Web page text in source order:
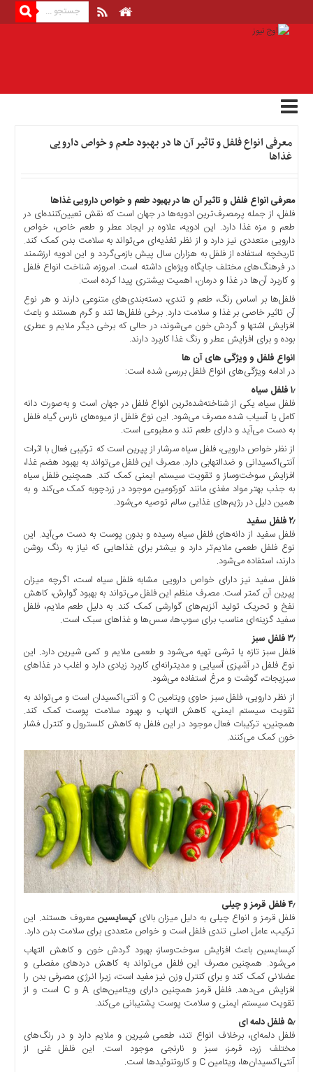
صفحه
اصلی
اقتصادی
اخبار
اخبار
بین
المللی
اخبار
اقتصادی
اخبار
جدید
اخبار
حوادث
اخبار
سیاسی
اخبار
فرهنگی
منوی
اصلی
صفحه
اصلی
اخبار
اقتصادی
اخبار
ایران
اخبار
بین
المللی
اخبار
اقتصادی
اخبار
جدید
اخبار
حوادث
اخبار
سیاسی
اخبار
دسترسی
سریع
صفحه
اقتصادی
اخبار
ایران
اخبار
بین
المللی
اخبار
اقتصادی
اخبار
جدید
معرفی انواع فلفل و تاثیر آن ‌ها در بهبود طعم و خواص دارویی
غذاها
معرفی انواع فلفل و تاثیر آن ‌ها در بهبود طعم و خواص دارویی غذاها
فلفل، از جمله پرمصرف‌ترین ادویه‌ها در جهان است که نقش تعیین‌کننده‌ای در
طعم و مزه غذا دارد. این ادویه، علاوه بر ایجاد عطر و طعم خاص، خواص
دارویی متعددی نیز دارد و از نظر تغذیه‌ای می‌تواند به سلامت بدن کمک کند.
تاریخچه استفاده از فلفل به هزاران سال پیش بازمی‌گردد و این ادویه ارزشمند
در فرهنگ‌های مختلف جایگاه ویژه‌ای داشته است. امروزه، شناخت انواع فلفل
و کاربرد آن‌ها در غذا و درمان، اهمیت بیشتری پیدا کرده است.
فلفل‌ها بر اساس رنگ، طعم و تندی، دسته‌بندی‌های متنوعی دارند و هر نوع
آن تاثیر خاصی بر غذا و سلامت دارد. برخی فلفل‌ها تند و گرم هستند و باعث
افزایش اشتها و گردش خون می‌شوند، در حالی که برخی دیگر ملایم و عطری
بوده و برای افزایش عطر و رنگ غذا کاربرد دارند.
انواع فلفل و ویژگی ‌های آن ‌ها
در ادامه ویژگی‌های انواع فلفل بررسی شده است:
۱٫ فلفل سیاه
فلفل سیاه، یکی از شناخته‌شده‌ترین انواع فلفل در جهان است و به‌صورت دانه
کامل یا آسیاب شده مصرف می‌شود. این نوع فلفل از میوه‌های نارس گیاه فلفل
به دست می‌آید و دارای طعم تند و مطبوعی است.
از نظر خواص دارویی، فلفل سیاه سرشار از پپرین است که ترکیبی فعال با اثرات
آنتی‌اکسیدانی و ضدالتهابی دارد. مصرف این فلفل می‌تواند به بهبود هضم غذا،
افزایش سوخت‌وساز و تقویت سیستم ایمنی کمک کند. همچنین فلفل سیاه
به جذب بهتر مواد مغذی مانند کورکومین موجود در زردچوبه کمک می‌کند و به
همین دلیل در رژیم‌های غذایی سالم توصیه می‌شود.
۲٫ فلفل سفید
فلفل سفید از دانه‌های فلفل سیاه رسیده و بدون پوست به دست می‌آید. این
نوع فلفل طعمی ملایم‌تر دارد و بیشتر برای غذاهایی که نیاز به رنگ روشن
دارند، استفاده می‌شود.
فلفل سفید نیز دارای خواص دارویی مشابه فلفل سیاه است، اگرچه میزان
پپرین آن کمتر است. مصرف منظم این فلفل می‌تواند به بهبود گوارش، کاهش
نفخ و تحریک تولید آنزیم‌های گوارشی کمک کند. به دلیل طعم ملایم، فلفل
سفید گزینه‌ای مناسب برای سوپ‌ها، سس‌ها و غذاهای سبک است.
۳٫ فلفل سبز
فلفل سبز تازه یا ترشی تهیه می‌شود و طعمی ملایم و کمی شیرین دارد. این
نوع فلفل در آشپزی آسیایی و مدیترانه‌ای کاربرد زیادی دارد و اغلب در غذاهای
سبزیجات، گوشت و مرغ استفاده می‌شود.
از نظر دارویی، فلفل سبز حاوی ویتامین C و آنتی‌اکسیدان است و می‌تواند به
تقویت سیستم ایمنی، کاهش التهاب و بهبود سلامت پوست کمک کند.
همچنین، ترکیبات فعال موجود در این فلفل به کاهش کلسترول و کنترل فشار
خون کمک می‌کنند.
۴٫ فلفل قرمز و چیلی
فلفل قرمز و انواع چیلی به دلیل میزان بالایکپسایسین معروف هستند. این
ترکیب، عامل اصلی تندی فلفل است و خواص متعددی برای سلامت بدن دارد.
کپسایسین باعث افزایش سوخت‌وساز، بهبود گردش خون و کاهش التهاب
می‌شود. همچنین مصرف این فلفل می‌تواند به کاهش دردهای مفصلی و
عضلانی کمک کند و برای کنترل وزن نیز مفید است، زیرا انرژی مصرفی بدن را
افزایش می‌دهد. فلفل قرمز همچنین دارای ویتامین‌های A و C است و از
تقویت سیستم ایمنی و سلامت پوست پشتیبانی می‌کند.
۵٫ فلفل دلمه ‌ای
فلفل دلمه‌ای، برخلاف انواع تند، طعمی شیرین و ملایم دارد و در رنگ‌های
مختلف زرد، قرمز، سبز و نارنجی موجود است. این فلفل غنی از
آنتی‌اکسیدان‌ها، ویتامین C و کاروتنوئیدها است.